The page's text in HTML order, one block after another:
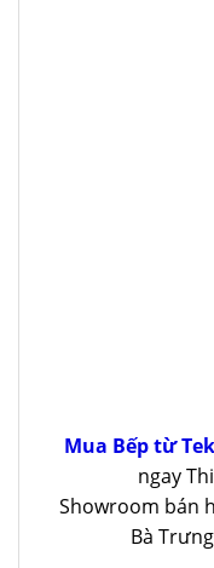
Mua Bếp từ
ngay
Showroom bán
Bà